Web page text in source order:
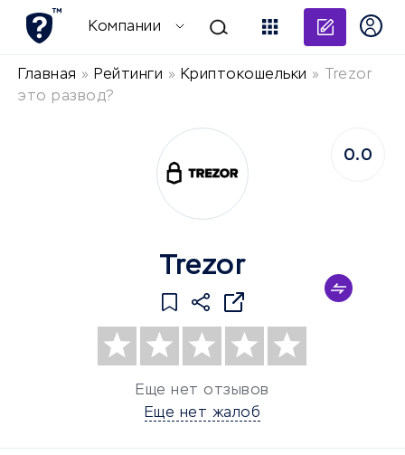
Компании
Главная » Рейтинги » Криптокошельки »
Trezor
это развод?
Trezor
Еще нет отзывов
Еще нет жалоб
0.0